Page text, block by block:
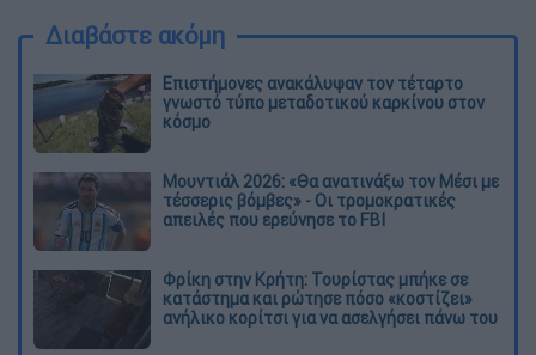
Διαβάστε ακόμη
Επιστήμονες ανακάλυψαν τον τέταρτο
γνωστό τύπο μεταδοτικού καρκίνου στον
κόσμο
Μουντιάλ 2026: «Θα ανατινάξω τον Μέσι με
τέσσερις βόμβες» - Οι τρομοκρατικές
απειλές που ερεύνησε το FBI
Φρίκη στην Κρήτη: Τουρίστας μπήκε σε
κατάστημα και ρώτησε πόσο «κοστίζει»
ανήλικο κορίτσι για να ασελγήσει πάνω του